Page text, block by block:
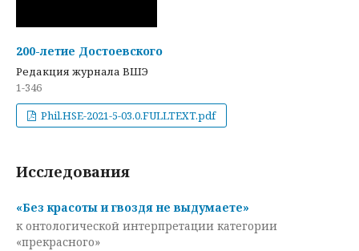
200-летие Достоевского
Редакция журнала ВШЭ
1-346
Phil.HSE-2021-5-03.0.FULLTEXT.pdf
Исследования
«Без красоты и гвоздя не выдумаете»
к онтологической интерпретации категории
«прекрасного»